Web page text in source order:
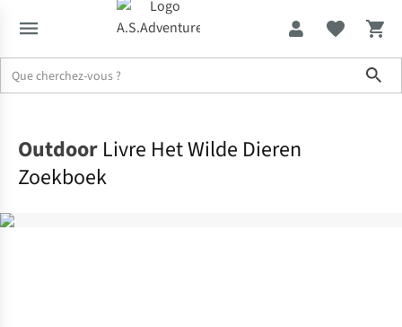
Outdoor Livre Het Wilde Dieren
Zoekboek